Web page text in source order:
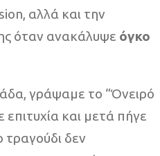
αλλά και την
όταν ανακάλυψε όγκο
γράψαμε το “Όνειρό
και μετά πήγε
δεν